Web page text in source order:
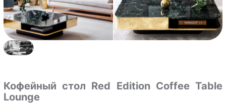
Кофейный стол Red Edition Coffee Table
Lounge